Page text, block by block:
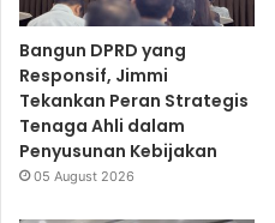
Bangun DPRD yang
Responsif, Jimmi
Tekankan Peran Strategis
Tenaga Ahli dalam
Penyusunan Kebijakan
05 August 2026